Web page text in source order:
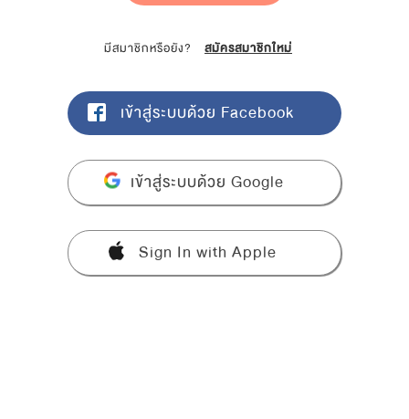
มีสมาชิกหรือยัง? สมัครสมาชิกใหม่
เข้าสู่ระบบด้วย Facebook
เข้าสู่ระบบด้วย Google
Sign In with Apple